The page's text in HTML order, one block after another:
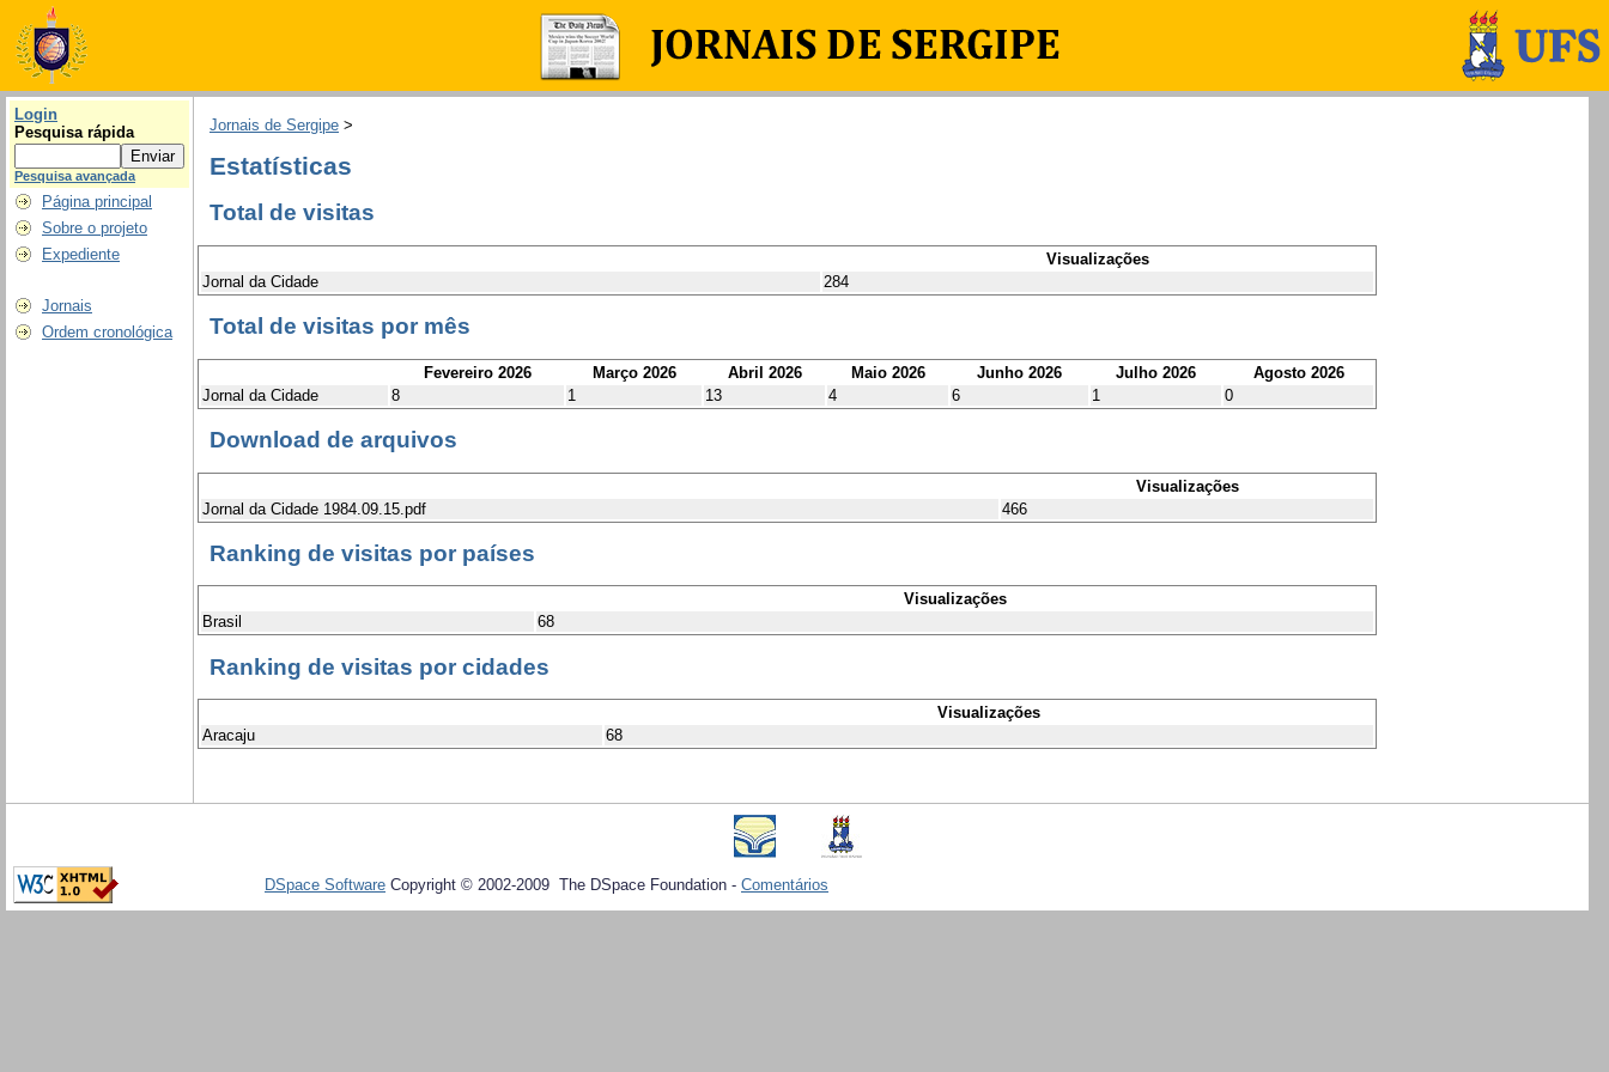
Login
Pesquisa rápida
Pesquisa avançada
Página principal
Sobre o projeto
Expediente
Jornais
Ordem cronológica
Jornais de Sergipe >
Estatísticas
Total de visitas
Visualizações
Jornal da Cidade
284
Total de visitas por mês
Fevereiro 2026 Março 2026 Abril 2026 Maio 2026 Junho 2026 Julho 2026
Agosto 2026
Jornal da Cidade
8 1 13 4 6 1 0
Download de arquivos
Visualizações
Jornal da Cidade 1984.09.15.pdf
466
Ranking de visitas por países
Visualizações
Brasil
68
Ranking de visitas por cidades
Visualizações
Aracaju
68
DSpace Software Copyright © 2002-2009 The DSpace Foundation - Comentários